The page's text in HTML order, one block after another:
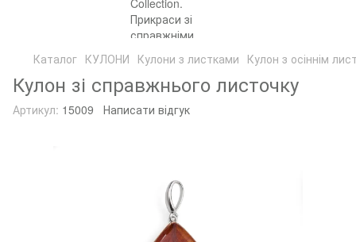
Каталог КУЛОНИ Кулони з листками Кулон з осіннім
Кулон зі справжнього листочку
Артикул: 15009 Написати відгук